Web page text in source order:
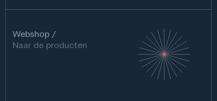
Webshop
Naar de producten